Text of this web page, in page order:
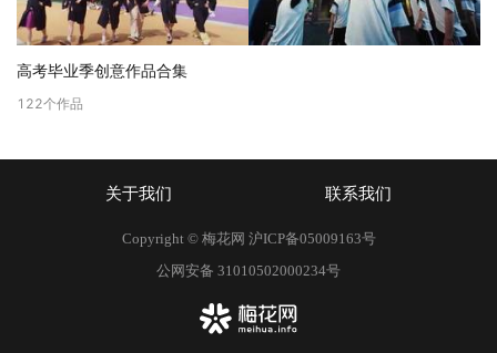
高考毕业季创意作品合集
122个作品
关于我们 联系我们
Copyright © 梅花网 沪ICP备05009163号
公网安备 31010502000234号